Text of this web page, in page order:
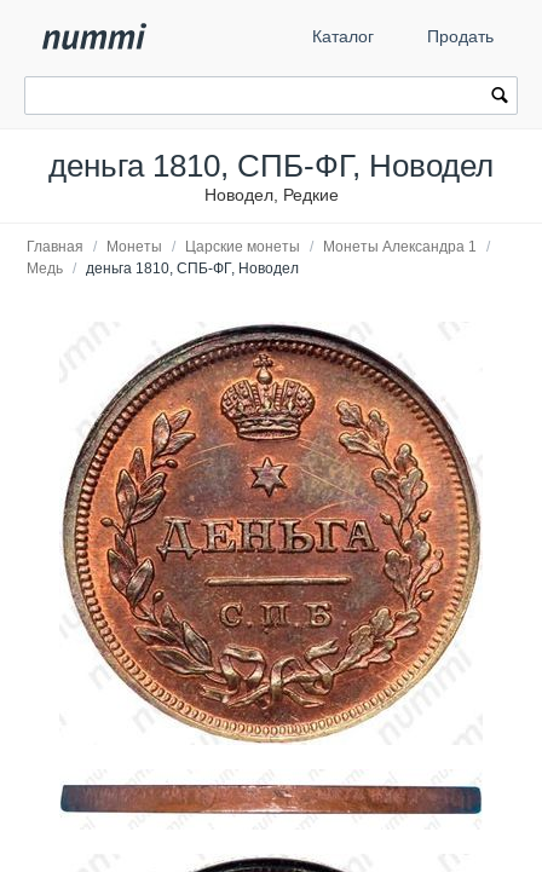
Каталог Продать
деньга 1810, СПБ-ФГ, Новодел
Новодел, Редкие
Главная / Монеты / Царские монеты / Монеты Александра 1
/
Медь / деньга 1810, СПБ-ФГ, Новодел